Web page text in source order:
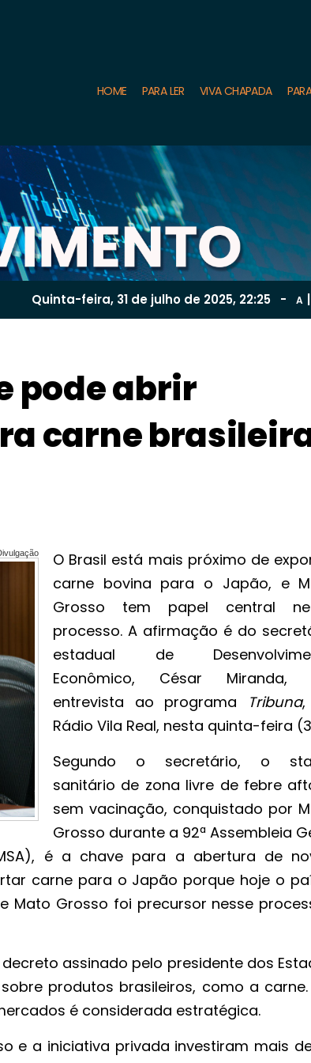
HOME PARA LER VIVA CHAPADA
Quinta-feira, 31 de julho de 2025, 22:25 - A
pode abrir
carne
O Brasil está mais próximo de
carne bovina para o Japão, e
Grosso tem papel central
processo. A afirmação é do
estadual de
Econômico, César Miranda,
entrevista ao programa
Tribuna,
Rádio Vila Real, nesta quinta-feira
Segundo o secretário, o
sanitário de zona livre de febre
sem vacinação, conquistado por
Grosso durante a 92ª Assembleia
é a chave para a abertura de
carne para o Japão porque hoje o
Grosso foi precursor nesse
assinado pelo presidente dos
produtos brasileiros, como a carne.
é considerada estratégica.
e a iniciativa privada investiram mais